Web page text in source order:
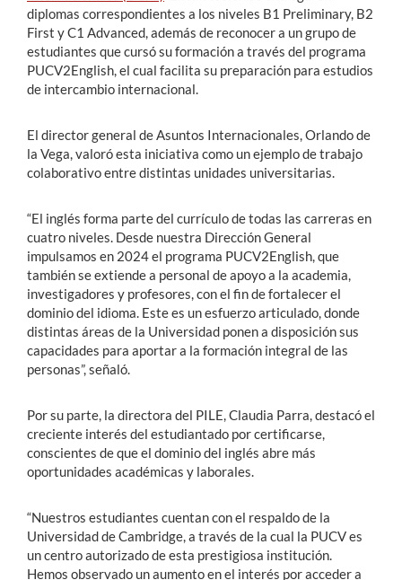
diplomas correspondientes a los niveles B1 Preliminary, B2
First y C1 Advanced, además de reconocer a un grupo de
estudiantes que cursó su formación a través del programa
PUCV2English, el cual facilita su preparación para estudios
de intercambio internacional.
El director general de Asuntos Internacionales, Orlando de
la Vega, valoró esta iniciativa como un ejemplo de trabajo
colaborativo entre distintas unidades universitarias.
“El inglés forma parte del currículo de todas las carreras en
cuatro niveles. Desde nuestra Dirección General
impulsamos en 2024 el programa PUCV2English, que
también se extiende a personal de apoyo a la academia,
investigadores y profesores, con el fin de fortalecer el
dominio del idioma. Este es un esfuerzo articulado, donde
distintas áreas de la Universidad ponen a disposición sus
capacidades para aportar a la formación integral de las
personas”, señaló.
Por su parte, la directora del PILE, Claudia Parra, destacó el
creciente interés del estudiantado por certificarse,
conscientes de que el dominio del inglés abre más
oportunidades académicas y laborales.
“Nuestros estudiantes cuentan con el respaldo de la
Universidad de Cambridge, a través de la cual la PUCV es
un centro autorizado de esta prestigiosa institución.
Hemos observado un aumento en el interés por acceder a